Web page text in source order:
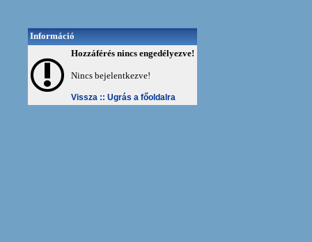
Információ
Hozzáférés nincs engedélyezve!
Nincs bejelentkezve!
Vissza :: Ugrás a főoldalra